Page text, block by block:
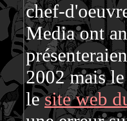
chef-
Media ont
2002 mais
lesite web